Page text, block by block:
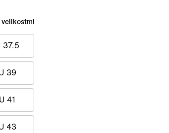
velikostmi
37.5
39
41
43